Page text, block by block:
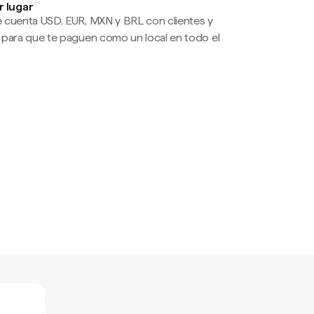
lugar
USD, EUR, MXN y BRL con clientes y
que te paguen como un local en todo el